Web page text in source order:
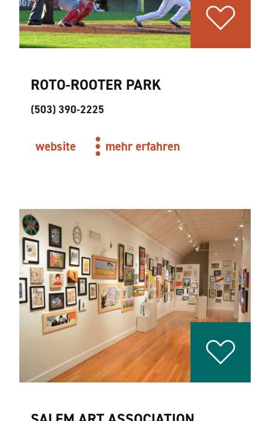
ROTO-ROOTER PARK
(503) 390-2225
website mehr erfahren